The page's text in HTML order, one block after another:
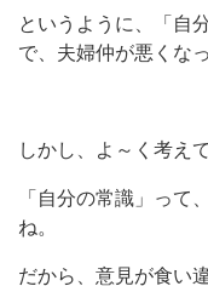
というように、「自
で、夫婦仲が悪くな
しかし、よ～く考え
「自分の常識」って
ね。
だから、意見が食い